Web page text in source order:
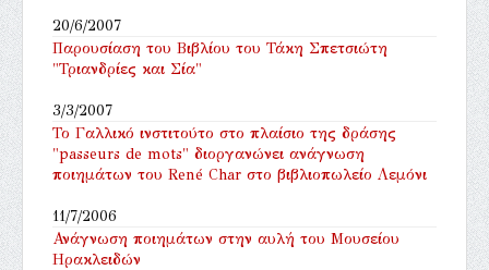
20/6/2007
Παρουσίαση του Βιβλίου του Τάκη Σπετσιώτη
"Τριανδρίες και Σία"
3/3/2007
Το Γαλλικό ινστιτούτο στο πλαίσιο της δράσης
"passeurs de mots" διοργανώνει ανάγνωση
ποιημάτων του René Char στο βιβλιοπωλείο Λεμόνι
11/7/2006
Ανάγνωση ποιημάτων στην αυλή του Μουσείου
Ηρακλειδών